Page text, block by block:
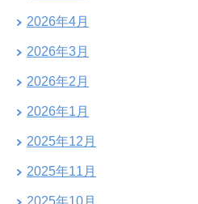
2026年4月
2026年3月
2026年2月
2026年1月
2025年12月
2025年11月